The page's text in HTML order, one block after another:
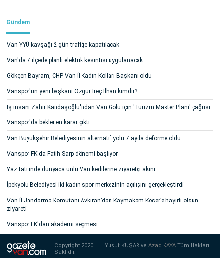
Gündem
Van YYÜ kavşağı 2 gün trafiğe kapatılacak
Van'da 7 ilçede planlı elektrik kesintisi uygulanacak
Gökçen Bayram, CHP Van İl Kadın Kolları Başkanı oldu
Vanspor'un yeni başkanı Özgür İreç İlhan kimdir?
İş insanı Zahir Kandaşoğlu'ndan Van Gölü için 'Turizm Master Planı' çağrısı
Vanspor'da beklenen karar çıktı
Van Büyükşehir Belediyesinin alternatif yolu 7 ayda deforme oldu
Vanspor FK'da Fatih Sarp dönemi başlıyor
Yaz tatilinde dünyaca ünlü Van kedilerine ziyaretçi akını
İpekyolu Belediyesi iki kadın spor merkezinin açılışını gerçekleştirdi
Van İl Jandarma Komutanı Avkıran’dan Kaymakam Keser’e hayırlı olsun
ziyareti
Vanspor FK'dan akademi seçmesi
Copyright 2020 | Yusuf KUŞAR veAzad KAYATüm Hakları
Saklıdır.